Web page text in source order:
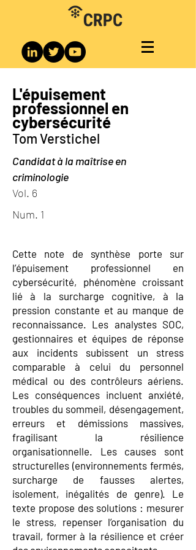
L'épuisement
professionnel en
cybersécurité
Tom Verstichel
Candidat à la maîtrise en
criminologie
Vol. 6
Num. 1
Cette note de synthèse porte sur
l’épuisement professionnel en
cybersécurité, phénomène croissant
lié à la surcharge cognitive, à la
pression constante et au manque de
reconnaissance. Les analystes SOC,
gestionnaires et équipes de réponse
aux incidents subissent un stress
comparable à celui du personnel
médical ou des contrôleurs aériens.
Les conséquences incluent anxiété,
troubles du sommeil, désengagement,
erreurs et démissions massives,
fragilisant la résilience
organisationnelle. Les causes sont
structurelles (environnements fermés,
surcharge de fausses alertes,
isolement, inégalités de genre). Le
texte propose des solutions : mesurer
le stress, repenser l’organisation du
travail, former à la résilience et créer